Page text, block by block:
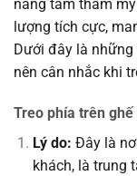
nâng tầm thẩm
lượng tích cực,
Dưới đây là những
nên cân nhắc khi
Treo phía trên
Lý do: Đây là
khách, là trung